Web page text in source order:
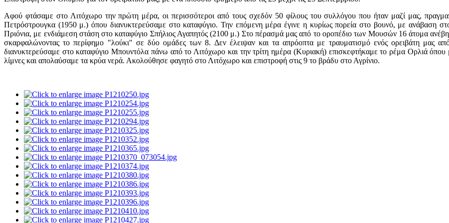
Αφού φτάσαμε στο Λιτόχωρο την πρώτη μέρα, οι περισσότεροι από τους σχεδόν 50 φίλους του συλλόγου που ήταν μαζί μας,
Πετρόστρουγκα (1950 μ.) όπου διανυκτερεύσαμε στο καταφύγιο. Την επόμενη μέρα έγινε η κυρίως πορεία στο βουνό, με ανάβαση
Πριόνια, με ενδιάμεση στάση στο καταφύγιο Σπήλιος Αγαπητός (2100 μ.) Στο πέρασμά μας από το οροπέδιο των Μουσών 16 άτομα
σκαρφαλώνοντας το περίφημο "λούκι" σε δύο ομάδες των 8. Δεν έλειψαν και τα απρόοπτα με τραυματισμό ενός ορειβάτη μας
διανυκτερεύσαμε στο καταφύγιο Μπουντόλα πάνω από το Λιτόχωρο και την τρίτη ημέρα (Κυριακή) επισκεφτήκαμε το ρέμα Ορλιά
λίμνες και απολαύσαμε τα κρύα νερά. Ακολούθησε φαγητό στο Λιτόχωρο και επιστροφή στις 9 το βράδυ στο Αγρίνιο.